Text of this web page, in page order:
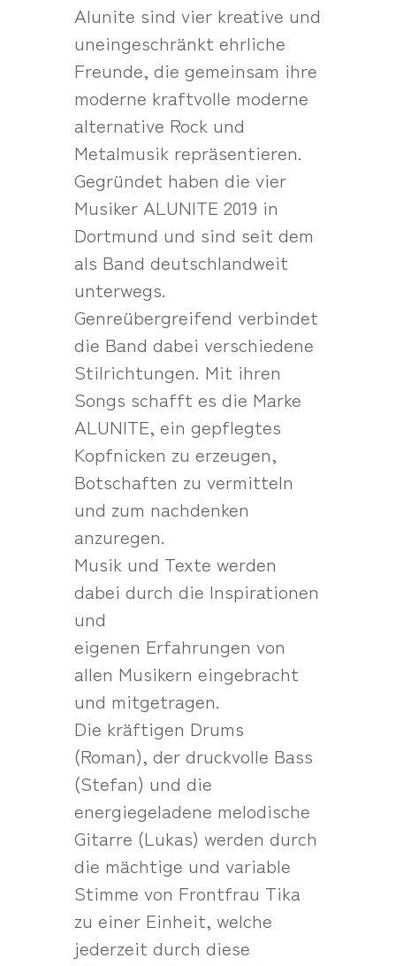
Alunite sind vier kreative und
uneingeschränkt ehrliche
Freunde, die gemeinsam ihre
moderne kraftvolle moderne
alternative Rock und
Metalmusik repräsentieren.
Gegründet haben die vier
Musiker ALUNITE 2019 in
Dortmund und sind seit dem
als Band deutschlandweit
unterwegs.
Genreübergreifend verbindet
die Band dabei verschiedene
Stilrichtungen. Mit ihren
Songs schafft es die Marke
ALUNITE, ein gepflegtes
Kopfnicken zu erzeugen,
Botschaften zu vermitteln
und zum nachdenken
anzuregen.
Musik und Texte werden
dabei durch die Inspirationen
und
eigenen Erfahrungen von
allen Musikern eingebracht
und mitgetragen.
Die kräftigen Drums
(Roman), der druckvolle Bass
(Stefan) und die
energiegeladene melodische
Gitarre (Lukas) werden durch
die mächtige und variable
Stimme von Frontfrau Tika
zu einer Einheit, welche
jederzeit durch diese